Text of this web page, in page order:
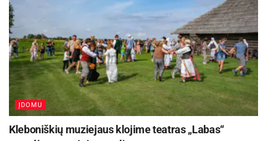
ĮDOMU
Kleboniškių muziejaus klojime teatras „Labas“